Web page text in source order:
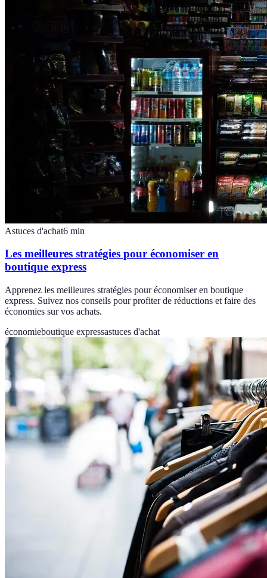
Astuces d'achat6 min
Les meilleures stratégies pour économiser en
boutique express
Apprenez les meilleures stratégies pour économiser en boutique
express. Suivez nos conseils pour profiter de réductions et faire des
économies sur vos achats.
économieboutique expressastuces d'achat